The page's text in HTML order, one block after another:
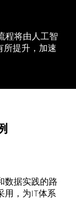
程将由人工智
所提升，加速
数据实践的路
用，为IT体系